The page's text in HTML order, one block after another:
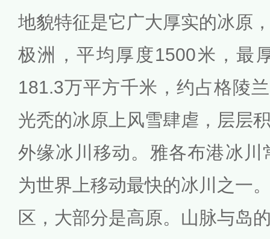
地貌特征是它广大厚实的冰原
极洲，平均厚度1500米，最
181.3万平方千米，约占格陵
光秃的冰原上风雪肆虐，层层
外缘冰川移动。雅各布港冰
为世界上移动最快的冰川之一
区，大部分是高原。山脉与岛